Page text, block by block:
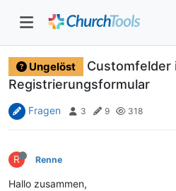
Ungelöst
Customfelder
Registrierungsformular
Fragen 3 9 318
R Renne
Hallo zusammen,